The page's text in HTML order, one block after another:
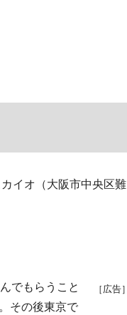
イオ（大阪市中央区難
［広告］
でもらうこと
その後東京で